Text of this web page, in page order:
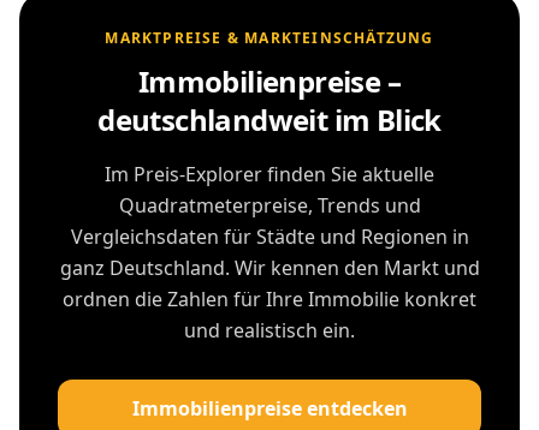
MARKTPREISE & MARKTEINSCHÄTZUNG
Immobilienpreise –
deutschlandweit im Blick
Im Preis-Explorer finden Sie aktuelle
Quadratmeterpreise, Trends und
Vergleichsdaten für Städte und Regionen in
ganz Deutschland. Wir kennen den Markt und
ordnen die Zahlen für Ihre Immobilie konkret
und realistisch ein.
Immobilienpreise entdecken